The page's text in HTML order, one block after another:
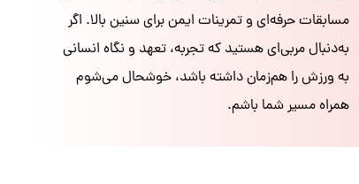
مسابقات حرفه‌ای و تمرینات ایمن برای سنین بالا. اگر
به‌دنبال مربی‌ای هستید که تجربه، تعهد و نگاه انسانی
به ورزش را هم‌زمان داشته باشد، خوشحال می‌شوم
همراه مسیر شما باشم.